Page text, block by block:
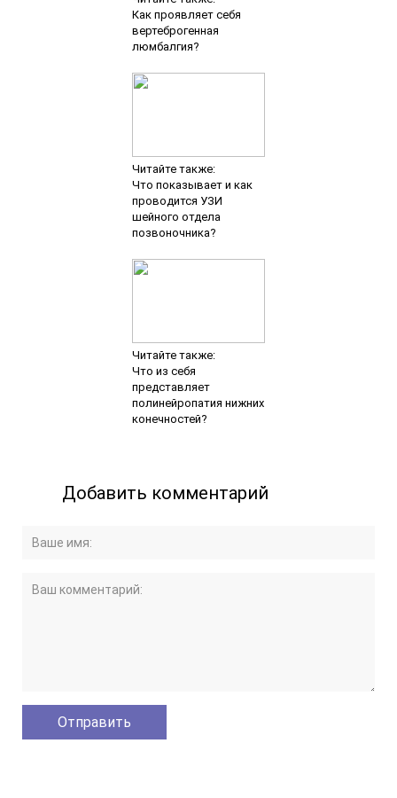
Как проявляет себя
вертеброгенная
люмбалгия?
Читайте также:
Что показывает и как
проводится УЗИ
шейного отдела
позвоночника?
Читайте также:
Что из себя
представляет
полинейропатия нижних
конечностей?
Добавить комментарий